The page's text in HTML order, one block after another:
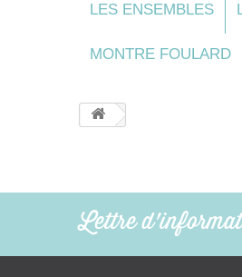
LES ENSEMBLES
MONTRE FOULARD
Lettre